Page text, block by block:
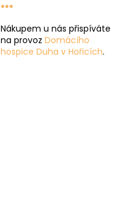
Nákupem u nás přispíváte
na provoz Domácího
hospice Duha v Hořicích.